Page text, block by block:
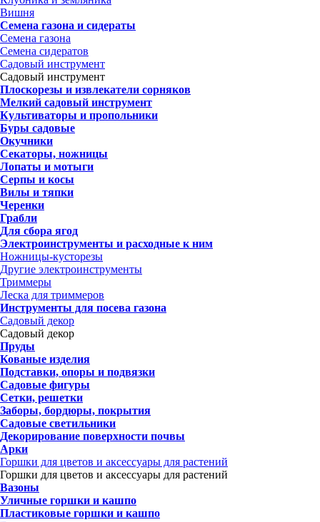
Вишня
Семена газона и сидераты
Семена газона
Семена сидератов
Садовый инструмент
Садовый инструмент
Плоскорезы и извлекатели сорняков
Мелкий садовый инструмент
Культиваторы и пропольники
Буры садовые
Окучники
Секаторы, ножницы
Лопаты и мотыги
Серпы и косы
Вилы и тяпки
Черенки
Грабли
Для сбора ягод
Электроинструменты и расходные к ним
Ножницы-кусторезы
Другие электроинструменты
Триммеры
Леска для триммеров
Инструменты для посева газона
Садовый декор
Садовый декор
Пруды
Кованые изделия
Подставки, опоры и подвязки
Садовые фигуры
Сетки, решетки
Заборы, бордюры, покрытия
Садовые светильники
Декорирование поверхности почвы
Арки
Горшки для цветов и аксессуары для растений
Горшки для цветов и аксессуары для растений
Вазоны
Уличные горшки и кашпо
Пластиковые горшки и кашпо